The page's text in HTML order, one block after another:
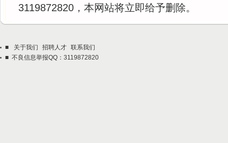
3119872820，本网站将立即给予删除。
■ 关于我们 招聘人才 联系我们
■ 不良信息举报QQ：3119872820